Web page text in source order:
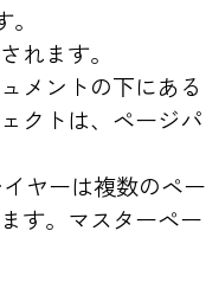
れます。
メントの下にある
クトは、ページパ
ヤーは複数のペー
す。マスターペー